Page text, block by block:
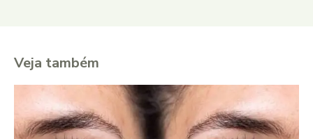
Veja também